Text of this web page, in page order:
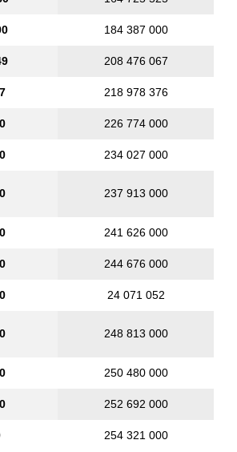
184 387 000
208 476 067
218 978 376
226 774 000
234 027 000
237 913 000
241 626 000
244 676 000
24 071 052
248 813 000
250 480 000
252 692 000
254 321 000